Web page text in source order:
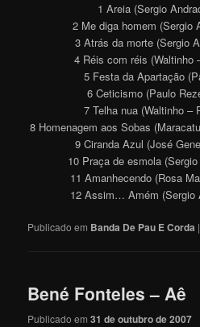
1 Areia (Sergio
2 Me diga homem (Sergio
3 Atrás da morte (Sergio
4 Réis com réis (Waltinho
5 Festa da Apartação
6 Ceticismo (Paulo
7 Telha nua (Waltinho –
8 Homenagem aos Sobas
9 Ciranda Azul (José
10 Praça de esmola
11 Amanhecendo (Rosa
12 Assim… Amém (Sergio
Publicado em Banda De Pau E Corda |
Bené Fonteles – Aê
Publicado em31 de outubro de 2007